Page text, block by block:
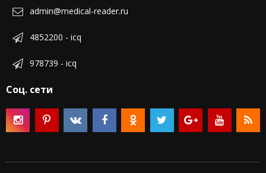
admin@medical-reader.ru
4852200 - icq
978739 - icq
Соц. сети